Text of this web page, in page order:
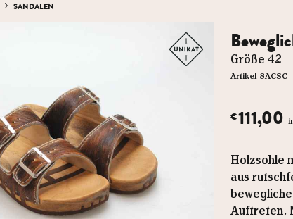
SANDALEN
Größe 42
Artikel 8ACSC
€111,00
Holzsohle
aus
Auftreten.